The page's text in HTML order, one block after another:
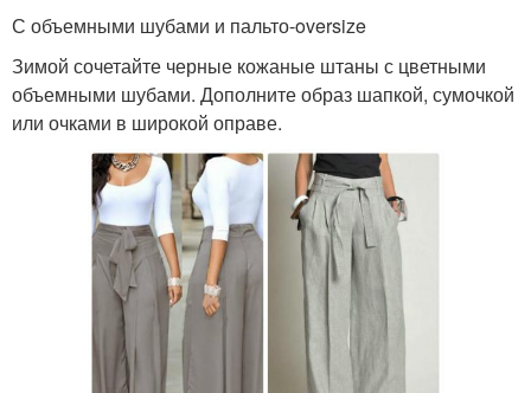
С объемными шубами и пальто-oversize
Зимой сочетайте черные кожаные штаны с цветными
объемными шубами. Дополните образ шапкой, сумочкой
или очками в широкой оправе.